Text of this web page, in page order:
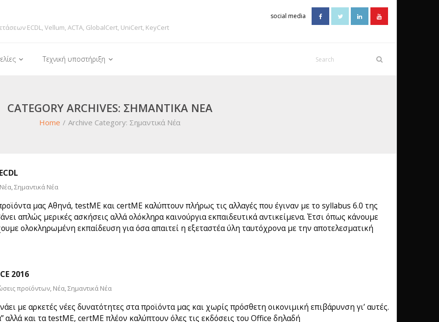
ECDL, Vellum, ACTA, GlobalCert, UniCert, KeyCert
social media
Τεχνική υποστήριξη
CATEGORY ARCHIVES: ΣΗΜΑΝΤΙΚΆ ΝΈΑ
Home / Archive Category: Σημαντικά Νέα
Νέα,Σημαντικά Νέα
μας Αθηνά, testME και certME καλύπτουν πλήρως τις αλλαγές που έγιναν με το syllabus 6.0 της
απλώς μερικές ασκήσεις αλλά ολόκληρα καινούργια εκπαιδευτικά αντικείμενα. Έτσι όπως κάνουμε
ολοκληρωμένη εκπαίδευση για όσα απαιτεί η εξεταστέα ύλη ταυτόχρονα με την αποτελεσματική
2016
προϊόντων, Νέα,Σημαντικά Νέα
με αρκετές νέες δυνατότητες στα προϊόντα μας και χωρίς πρόσθετη οικονιμική επιβάρυνση γι’ αυτές.
αλλά και τα testME, certME πλέον καλύπτουν όλες τις εκδόσεις του Office δηλαδή